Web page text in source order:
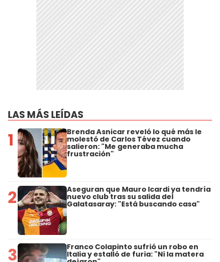
LAS MÁS LEÍDAS
1 Brenda Asnicar reveló lo qué más le
molestó de Carlos Tévez cuando
salieron: "Me generaba mucha
frustración"
2 Aseguran que Mauro Icardi ya tendría
nuevo club tras su salida del
Galatasaray: "Está buscando casa"
3 Franco Colapinto sufrió un robo en
Italia y estalló de furia: "Ni la matera